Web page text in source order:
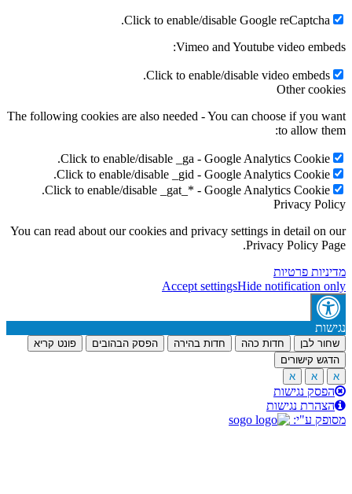
Click to enable/disable Google
Vimeo and Youtube video
Click to enable/disable video
Other
The following cookies are also needed - You can choose if you
to allow
Click to enable/disable _ga - Google Analytics
Click to enable/disable _gid - Google Analytics
Click to enable/disable _gat_* - Google Analytics
Privacy
You can read about our cookies and privacy settings in detail
Privacy Policy
פרטיות
Accept settings Hide notification
לבן חדות כהה חדות בהירה הפסק הבהובים
פונט קריא
קישורים
א
א
נגישות
נגישות
ע"י: